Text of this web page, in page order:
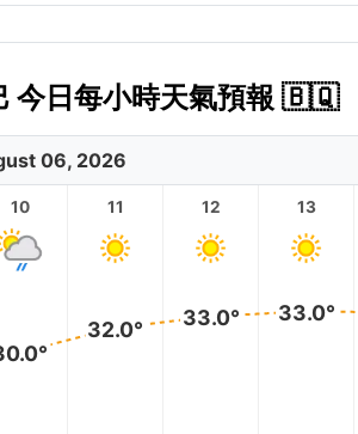
今日每小時天氣預報 🇧🇶
06, 2026
10 11
32.0°
12
33.0°
13
33.0°